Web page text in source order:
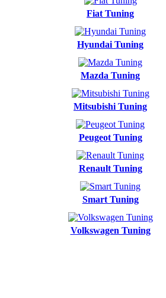
Fiat Tuning
Hyundai Tuning
Mazda Tuning
Mitsubishi Tuning
Peugeot Tuning
Renault Tuning
Smart Tuning
Volkswagen Tuning